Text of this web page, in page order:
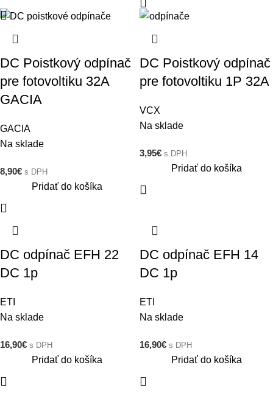
DC Poistkový odpínač
pre fotovoltiku 32A
GACIA
GACIA
Na sklade
8,90€ s DPH
Pridať do košíka
DC Poistkový odpínač
pre fotovoltiku 1P 32A
VCX
Na sklade
3,95€ s DPH
Pridať do košíka
DC odpínač EFH 22
DC 1p
ETI
Na sklade
16,90€ s DPH
Pridať do košíka
DC odpínač EFH 14
DC 1p
ETI
Na sklade
16,90€ s DPH
Pridať do košíka